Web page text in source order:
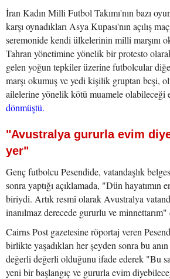
İran Kadın Milli Futbol Takımı'nın bazı
karşı oynadıkları Asya Kupası'nın açılış
seremonide kendi ülkelerinin milli marşını
Tahran yönetimine yönelik bir protesto
gelen yoğun tepkiler üzerine futbolcular
marşı okumuş ve yedi kişilik gruptan beşi,
ailelerine yönelik kötü muamele olabileceği
dönmüştü.
"Avustralya gururla evim
yer"
Genç futbolcu Pesendide, vatandaşlık
sonra yaptığı açıklamada, "Dün hayatımın
biriydi. Artık resmî olarak Avustralya
inanılmaz derecede gururlu ve minnettarım"
Cairns Post gazetesine röportaj veren
birlikte yaşadıkları her şeyden sonra bu
değerli değerli olduğunu ifade ederek "Bu
yeni bir başlangıç ve gururla evim